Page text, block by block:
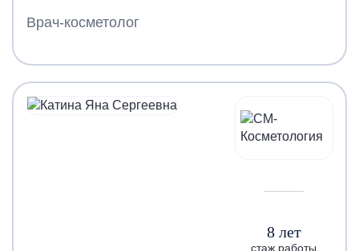
Врач-косметолог
8 лет
стаж работы